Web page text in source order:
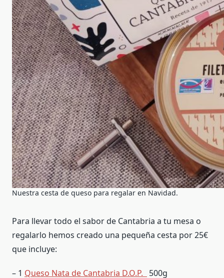
Nuestra cesta de queso para regalar en Navidad.
Para llevar todo el sabor de Cantabria a tu mesa o
regalarlo hemos creado una pequeña cesta por 25€
que incluye:
– 1 Queso Nata de Cantabria D.O.P.
500g